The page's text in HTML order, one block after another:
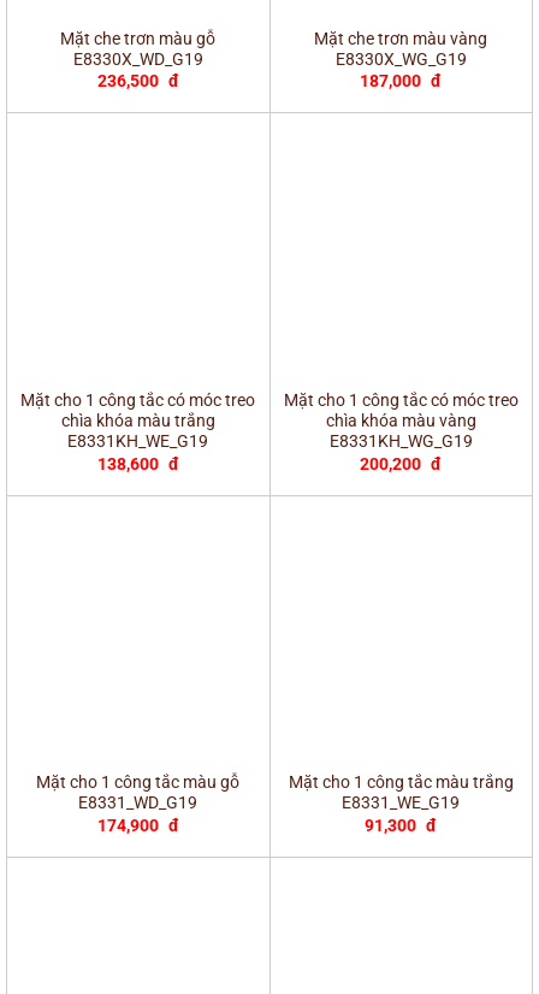
Mặt che trơn màu gỗ
E8330X_WD_G19
236,500 đ
Mặt che trơn màu vàng
E8330X_WG_G19
187,000 đ
Mặt cho 1 công tắc có móc treo
chìa khóa màu trắng
E8331KH_WE_G19
138,600 đ
Mặt cho 1 công tắc có móc treo
chìa khóa màu vàng
E8331KH_WG_G19
200,200 đ
Mặt cho 1 công tắc màu gỗ
E8331_WD_G19
174,900 đ
Mặt cho 1 công tắc màu trắng
E8331_WE_G19
91,300 đ